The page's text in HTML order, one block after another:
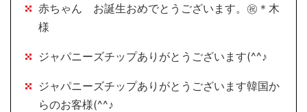
赤ちゃん お誕生おめでとうございます。㊗＊木
様
ジャパニーズチップありがとうございます(^^♪
ジャパニーズチップありがとうございます韓国か
らのお客様(^^♪